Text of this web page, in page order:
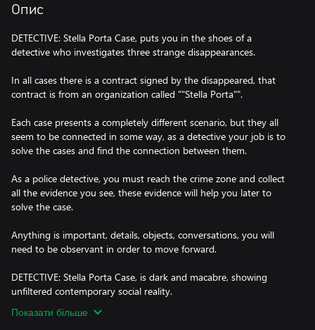
Опис
DETECTIVE: Stella Porta Case, puts you in the shoes of a
detective who investigates three strange disappearances.
In all cases there is a contract signed by the disappeared, that
contract is from an organization called ""Stella Porta"".
Each case presents a completely different scenario, but they all
seem to be connected in some way, as a detective your job is to
solve the cases and find the connection between them.
As a police detective, you must reach the crime zone and collect
all the evidence you see, these evidence will help you later to
solve the case.
Anything is important, details, objects, conversations, you will
need to be observant in order to move forward.
DETECTIVE: Stella Porta Case, is dark and macabre, showing
unfiltered contemporary social reality.
Показати більше